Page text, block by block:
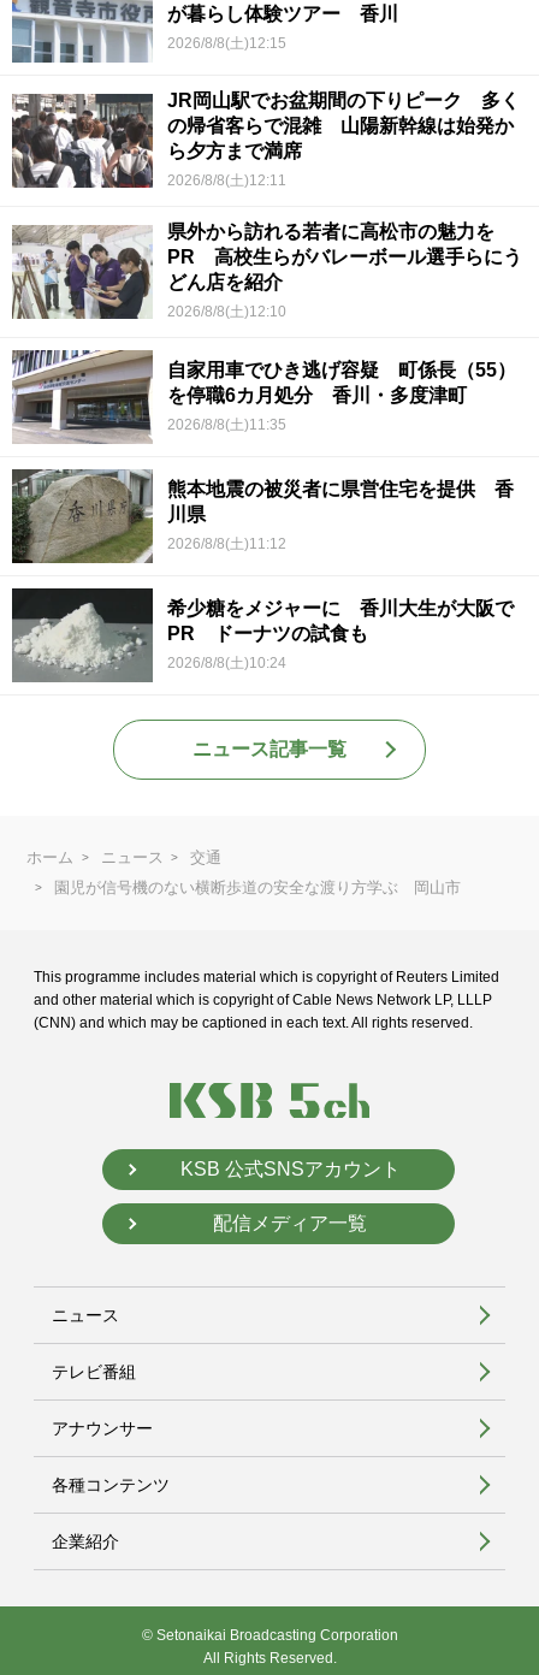
が暮らし体験ツアー 香川
2026/8/8(土)12:15
JR岡山駅でお盆期間の下りピーク 多く
の帰省客らで混雑 山陽新幹線は始発か
ら夕方まで満席
2026/8/8(土)12:11
県外から訪れる若者に高松市の魅力を
PR 高校生らがバレーボール選手らにう
どん店を紹介
2026/8/8(土)12:10
自家用車でひき逃げ容疑 町係長（55）
を停職6カ月処分 香川・多度津町
2026/8/8(土)11:35
熊本地震の被災者に県営住宅を提供 香
川県
2026/8/8(土)11:12
希少糖をメジャーに 香川大生が大阪で
PR ドーナツの試食も
2026/8/8(土)10:24
ニュース記事一覧
ホーム ニュース
交通
園児が信号機のない横断歩道の安全な渡り方学ぶ 岡山市
This programme includes material which is copyright of Reuters Limited
and other material which is copyright of Cable News Network LP, LLLP
(CNN) and which may be captioned in each text. All rights reserved.
KSB 公式SNSアカウント
配信メディア一覧
ニュース
テレビ番組
アナウンサー
各種コンテンツ
企業紹介
© Setonaikai Broadcasting Corporation
All Rights Reserved.